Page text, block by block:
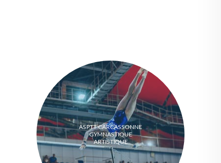
ASPTT CARCASSONNE
GYMNASTIQUE
ARTISTIQUE